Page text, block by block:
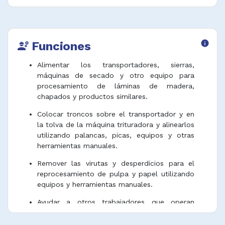
engineering Funciones info
Alimentar los transportadores, sierras,
máquinas de secado y otro equipo para
procesamiento de láminas de madera,
chapados y productos similares.
Colocar troncos sobre el transportador y en
la tolva de la máquina trituradora y alinearlos
utilizando palancas, picas, equipos y otras
herramientas manuales.
Remover las virutas y desperdicios para el
reprocesamiento de pulpa y papel utilizando
equipos y herramientas manuales.
Ayudar a otros trabajadores que operan
máquinas y equipos en el procesamiento de